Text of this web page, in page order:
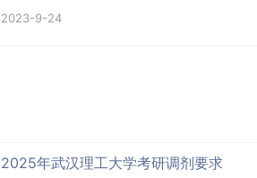
2023-9-24
2025年武汉理工大学考研调剂要求